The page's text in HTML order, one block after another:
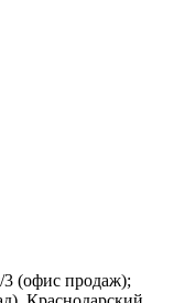
3 (офис продаж);